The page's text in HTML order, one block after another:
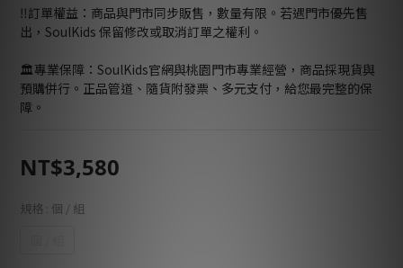
‼️訂單權益：商品與門市同步販售，數量有限。若遇門市優先售
出，SoulKids 保留修改或取消訂單之權利。
🏛️專業保障：SoulKids官網與桃園門市專業經營，商品採現貨與
預購併行。正品管道、隨貨附發票、多元支付，給您最完整的保
障。
NT$3,580
規格 : 個 / 組